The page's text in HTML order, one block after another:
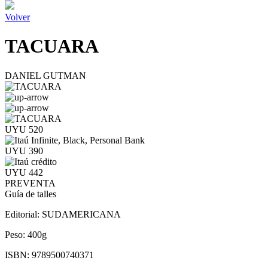
Volver
TACUARA
DANIEL GUTMAN
UYU 520
UYU 390
UYU 442
PREVENTA
Guía de talles
Editorial: SUDAMERICANA
Peso: 400g
ISBN: 9789500740371